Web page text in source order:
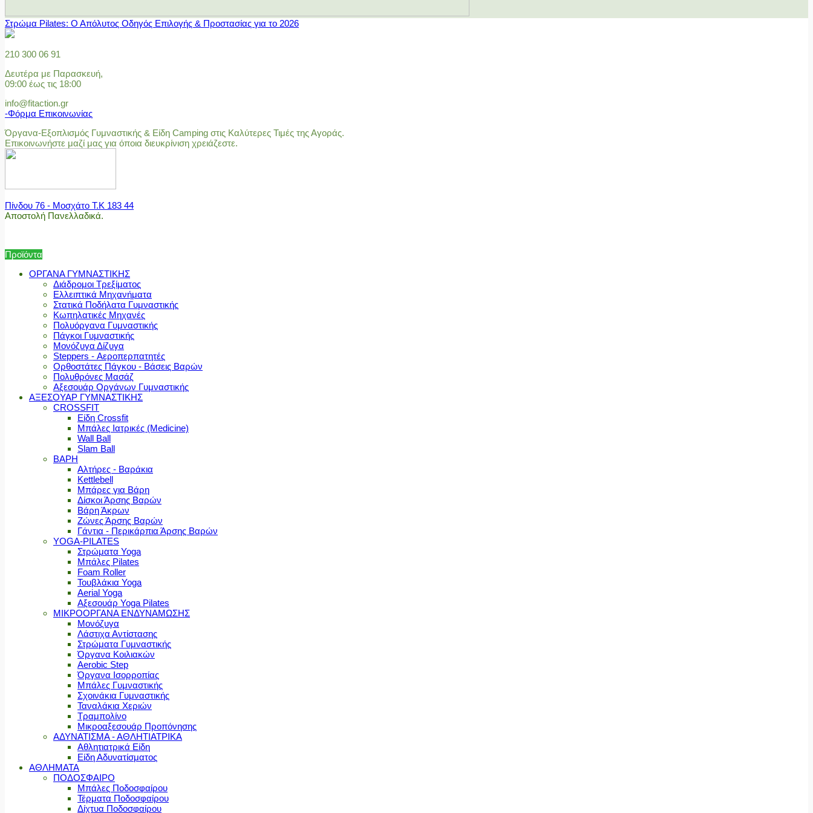
Στρώμα Pilates: Ο Απόλυτος Οδηγός Επιλογής & Προστασίας για το 2026
210 300 06 91
Δευτέρα με Παρασκευή,
09:00 έως τις 18:00
info@fitaction.gr
-Φόρμα Επικοινωνίας
Όργανα-Εξοπλισμός Γυμναστικής & Είδη Camping στις Καλύτερες Τιμές της Αγοράς.
Επικοινωνήστε μαζί μας για όποια διευκρίνιση χρειάζεστε.
Πίνδου 76 - Μοσχάτο Τ.Κ 183 44
Αποστολή Πανελλαδικά.
Προϊόντα
ΟΡΓΑΝΑ ΓΥΜΝΑΣΤΙΚΗΣ
Διάδρομοι Τρεξίματος
Ελλειπτικά Μηχανήματα
Στατικά Ποδήλατα Γυμναστικής
Κωπηλατικές Μηχανές
Πολυόργανα Γυμναστικής
Πάγκοι Γυμναστικής
Μονόζυγα Δίζυγα
Steppers - Αεροπερπατητές
Ορθοστάτες Πάγκου - Βάσεις Βαρών
Πολυθρόνες Μασάζ
Αξεσουάρ Οργάνων Γυμναστικής
ΑΞΕΣΟΥΑΡ ΓΥΜΝΑΣΤΙΚΗΣ
CROSSFIT
Είδη Crossfit
Μπάλες Ιατρικές (Medicine)
Wall Ball
Slam Ball
ΒΑΡΗ
Αλτήρες - Βαράκια
Kettlebell
Μπάρες για Βάρη
Δίσκοι Άρσης Βαρών
Βάρη Άκρων
Ζώνες Άρσης Βαρών
Γάντια - Περικάρπια Άρσης Βαρών
YOGA-PILATES
Στρώματα Yoga
Μπάλες Pilates
Foam Roller
Τουβλάκια Yoga
Aerial Yoga
Αξεσουάρ Yoga Pilates
ΜΙΚΡΟΟΡΓΑΝΑ ΕΝΔΥΝΑΜΩΣΗΣ
Μονόζυγα
Λάστιχα Αντίστασης
Στρώματα Γυμναστικής
Όργανα Κοιλιακών
Aerobic Step
Όργανα Ισορροπίας
Μπάλες Γυμναστικής
Σχοινάκια Γυμναστικής
Ταναλάκια Χεριών
Τραμπολίνο
Μικροαξεσουάρ Προπόνησης
ΑΔΥΝΑΤΙΣΜΑ - ΑΘΛΗΤΙΑΤΡΙΚΑ
Αθλητιατρικά Είδη
Είδη Αδυνατίσματος
ΑΘΛΗΜΑΤΑ
ΠΟΔΟΣΦΑΙΡΟ
Μπάλες Ποδοσφαίρου
Τέρματα Ποδοσφαίρου
Δίχτυα Ποδοσφαίρου